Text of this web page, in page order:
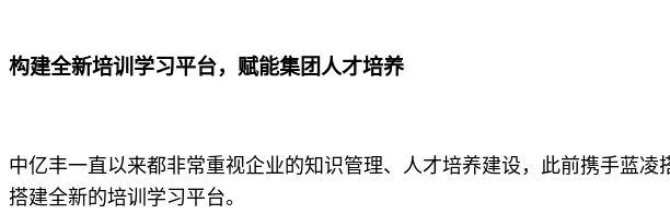
构建全新培训学习平台，赋能集团人才培养
中亿丰一直以来都非常重视企业的知识管理、人才培养建设，此前携手蓝
搭建全新的培训学习平台。